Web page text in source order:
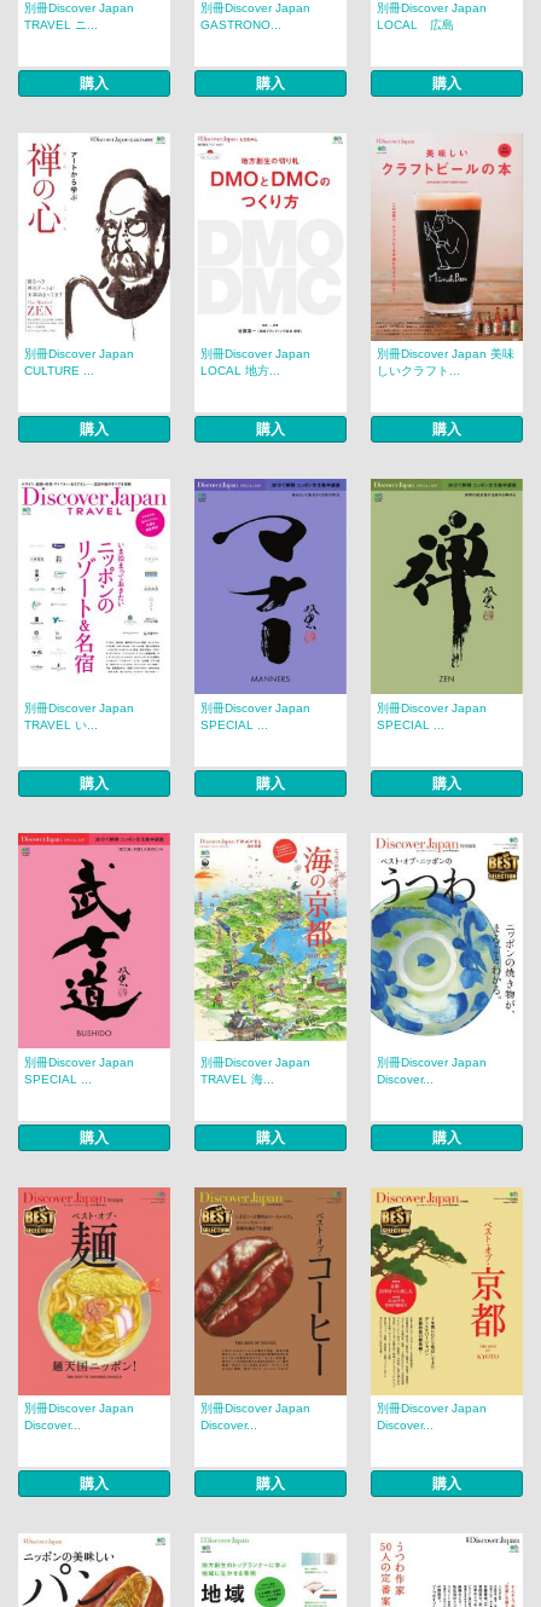
別冊Discover Japan
TRAVEL ニ...
購入
別冊Discover Japan
GASTRONO...
購入
別冊Discover Japan
LOCAL 広島
購入
別冊Discover Japan
CULTURE ...
購入
別冊Discover Japan
LOCAL 地方...
購入
別冊Discover Japan 美味
しいクラフト...
購入
別冊Discover Japan
TRAVEL い...
購入
別冊Discover Japan
SPECIAL ...
購入
別冊Discover Japan
SPECIAL ...
購入
別冊Discover Japan
SPECIAL ...
購入
別冊Discover Japan
TRAVEL 海...
購入
別冊Discover Japan
Discover...
購入
別冊Discover Japan
Discover...
購入
別冊Discover Japan
Discover...
購入
別冊Discover Japan
Discover...
購入